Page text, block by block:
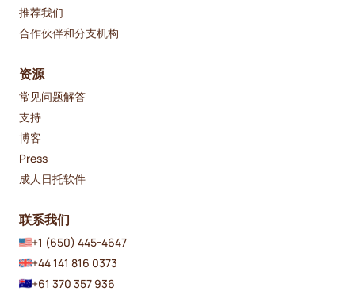
推荐我们
合作伙伴和分支机构
资源
常见问题解答
支持
博客
Press
成人日托软件
联系我们
+1 (650) 445-4647
+44 141 816 0373
+61 370 357 936